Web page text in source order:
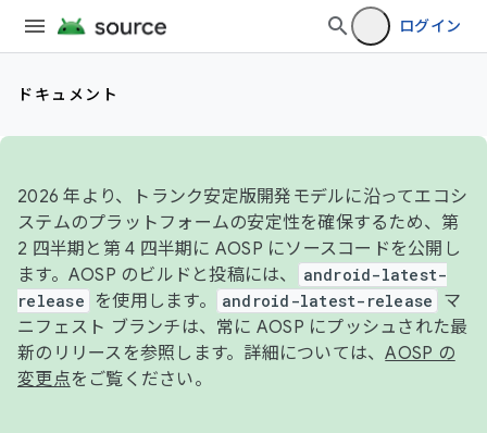
ログイン
ドキュメント
2026 年より、トランク安定版開発モデルに沿ってエコシ
ステムのプラットフォームの安定性を確保するため、第
2 四半期と第 4 四半期に AOSP にソースコードを公開し
ます。AOSP のビルドと投稿には、
android-latest-
release
を使用します。 android-latest-release
マ
ニフェスト ブランチは、常に AOSP にプッシュされた最
新のリリースを参照します。詳細については、AOSP の
変更点をご覧ください。